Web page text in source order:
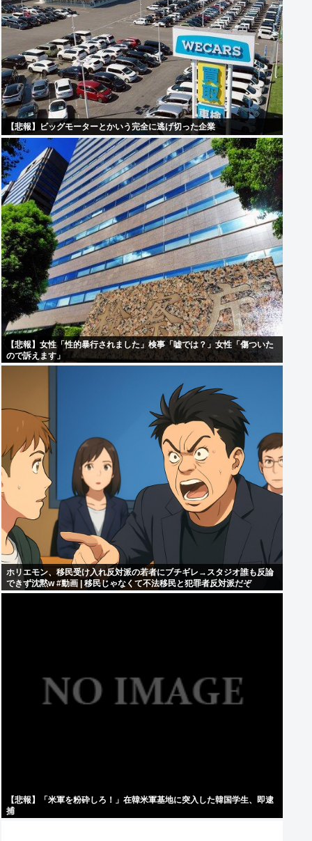
【悲報】ビッグモーターとかいう完全に逃げ切った企業
【悲報】女性「性的暴行されました」検事「嘘では？」女性「傷ついた
ので訴えます」
ホリエモン、移民受け入れ反対派の若者にブチギレ→スタジオ誰も反論
できず沈黙w #動画 | 移民じゃなくて不法移民と犯罪者反対派だぞ
【悲報】「米軍を粉砕しろ！」在韓米軍基地に突入した韓国学生、即逮
捕